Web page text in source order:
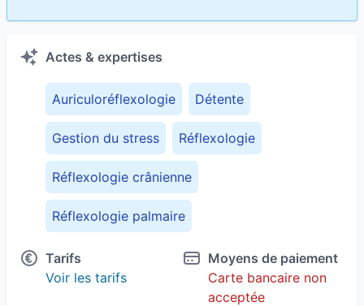
Actes & expertises
Auriculoréflexologie Détente
Gestion du stress Réflexologie
Réflexologie crânienne
Réflexologie palmaire
Réflexologie plantaire Relaxation
Tarifs
Voir les tarifs
Moyens de paiement
Carte bancaire non
acceptée